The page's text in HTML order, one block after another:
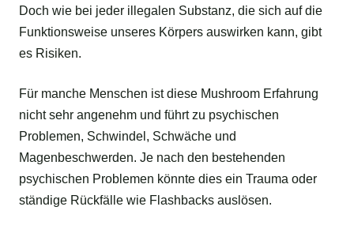
Doch wie bei jeder illegalen Substanz, die sich auf die
Funktionsweise unseres Körpers auswirken kann, gibt
es Risiken.
Für manche Menschen ist diese Mushroom Erfahrung
nicht sehr angenehm und führt zu psychischen
Problemen, Schwindel, Schwäche und
Magenbeschwerden. Je nach den bestehenden
psychischen Problemen könnte dies ein Trauma oder
ständige Rückfälle wie Flashbacks auslösen.